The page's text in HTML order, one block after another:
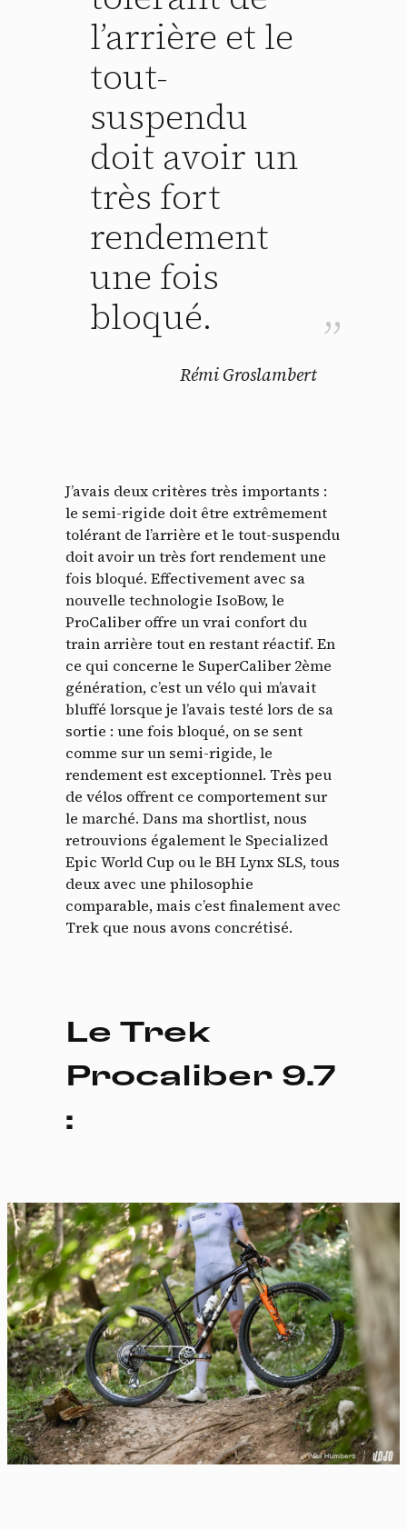
l’arrière et le
tout-
suspendu
doit avoir un
très fort
rendement
une fois
bloqué.
Rémi Groslambert
J’avais deux critères très importants :
le semi-rigide doit être extrêmement
tolérant de l’arrière et le tout-suspendu
doit avoir un très fort rendement une
fois bloqué. Effectivement avec sa
nouvelle technologie IsoBow, le
ProCaliber offre un vrai confort du
train arrière tout en restant réactif. En
ce qui concerne le SuperCaliber 2ème
génération, c’est un vélo qui m’avait
bluffé lorsque je l’avais testé lors de sa
sortie : une fois bloqué, on se sent
comme sur un semi-rigide, le
rendement est exceptionnel. Très peu
de vélos offrent ce comportement sur
le marché. Dans ma shortlist, nous
retrouvions également le Specialized
Epic World Cup ou le BH Lynx SLS, tous
deux avec une philosophie
comparable, mais c’est finalement avec
Trek que nous avons concrétisé.
Le Trek
Procaliber 9.7
: